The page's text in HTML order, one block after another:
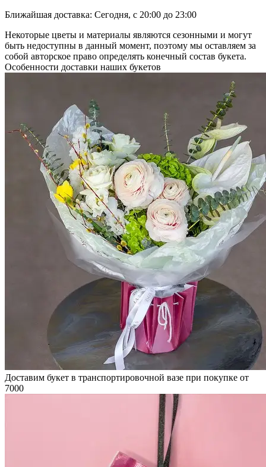
Ближайшая доставка: Сегодня, с 20:00 до 23:00
Некоторые цветы и материалы являются сезонными и могут
быть недоступны в данный момент, поэтому мы оставляем за
собой авторское право определять конечный состав букета.
Особенности доставки наших букетов
Доставим букет в транспортировочной вазе при покупке от
7000